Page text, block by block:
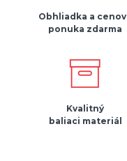
Obhliadka a
ponuka zdarma
Kvalitný
baliaci materiál